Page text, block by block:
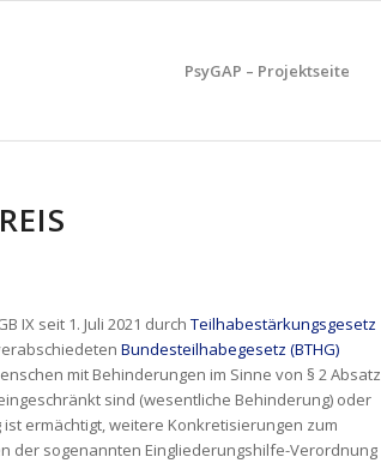
PsyGAP – Projektseite
IX seit 1. Juli 2021 durch Teilhabestärkungsgesetz
Bundesteilhabegesetz (BTHG)
mit Behinderungen im Sinne von § 2 Absatz
sind (wesentliche Behinderung) oder
ermächtigt, weitere Konkretisierungen zum
der sogenannten Eingliederungshilfe-Verordnung